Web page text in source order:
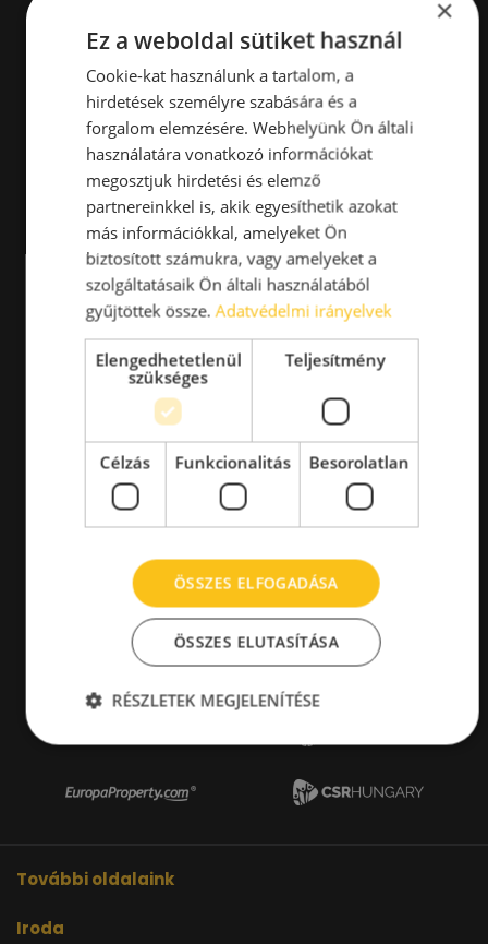
További oldalaink
Iroda
×
Ez a weboldal sütiket használ
Cookie-kat használunk a tartalom, a
hirdetések személyre szabására és a
forgalom elemzésére. Webhelyünk Ön általi
használatára vonatkozó információkat
megosztjuk hirdetési és elemző
partnereinkkel is, akik egyesíthetik azokat
más információkkal, amelyeket Ön
biztosított számukra, vagy amelyeket a
szolgáltatásaik Ön általi használatából
gyűjtöttek össze.Adatvédelmi irányelvek
Elengedhetetlenül
szükséges
Teljesítmény
Célzás Funkcionalitás Besorolatlan
ÖSSZES ELFOGADÁSA
ÖSSZES ELUTASÍTÁSA
RÉSZLETEK MEGJELENÍTÉSE